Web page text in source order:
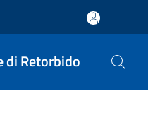
di Retorbido